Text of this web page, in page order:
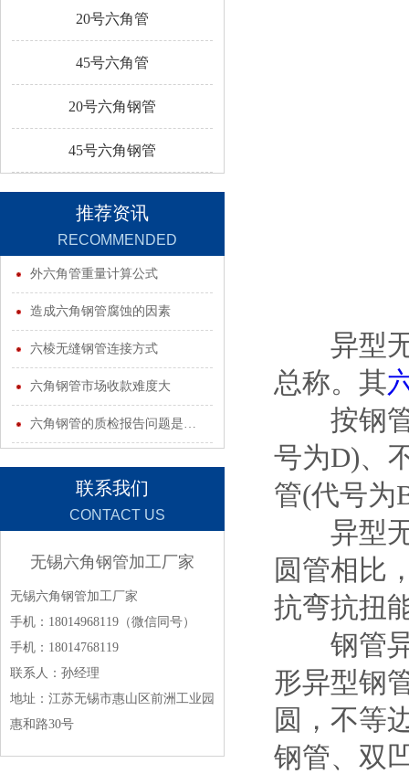
20号六角管
45号六角管
20号六角钢管
45号六角钢管
推荐资讯
RECOMMENDED
INFORMATION
外六角管重量计算公式
造成六角钢管腐蚀的因素
六棱无缝钢管连接方式
六角钢管市场收款难度大
六角钢管的质检报告问题是…
联系我们
CONTACT US
无锡六角钢管加工厂家
无锡六角钢管加工厂家
手机：18014968119（微信同号）
手机：18014768119
联系人：孙经理
地址：江苏无锡市惠山区前洲工业园
惠和路30号
异型无
总称。其
按钢管
号为D)、
管(代号为
异型无
圆管相比
抗弯抗扭
钢管异
形异型钢
圆，不等
钢管、双